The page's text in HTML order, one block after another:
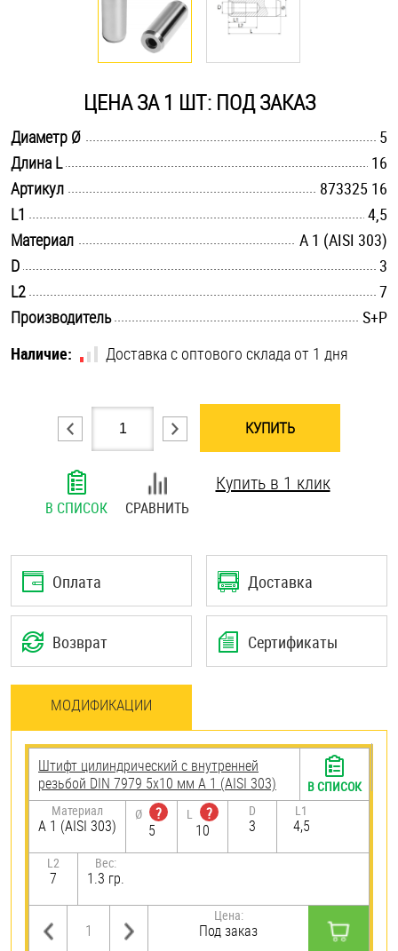
Саморезы и шурупы
Стопорные кольца
Такелаж
Шайбы
Шпильки
ЦЕНА ЗА 1 ШТ: ПОД ЗАКАЗ
Диаметр Ø
5
Длина L
16
Артикул
873325 16
L1
4,5
Материал
А 1 (AISI 303)
D
3
L2
7
Производитель
S+P
Наличие:
Доставка с оптового склада от 1 дня
КУПИТЬ
В СПИСОК СРАВНИТЬ
Купить в 1 клик
Оплата Доставка
Возврат Сертификаты
МОДИФИКАЦИИ
Штифт цилиндрический с внутренней
резьбой DIN 7979 5х10 мм А 1 (AISI 303)
Материал
А 1 (AISI 303)
Ø
?
5
L
?
10
D
3
L1
4,5
L2
7
Вес:
1.3 гр.
Цена:
Под заказ
В СПИСОК